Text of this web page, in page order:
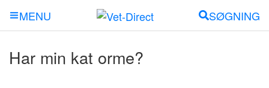
MENU SØGNING
Har min kat orme?